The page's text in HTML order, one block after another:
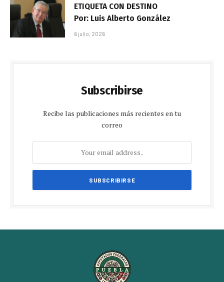
ETIQUETA CON DESTINO
Por: Luis Alberto González
6 julio, 2026
Subscribirse
Recibe las publicaciones más recientes en tu
correo